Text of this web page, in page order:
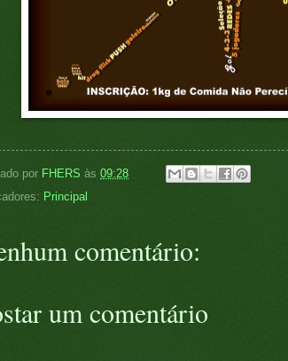
por FHERS às 09:28
Principal
comentário:
um comentário